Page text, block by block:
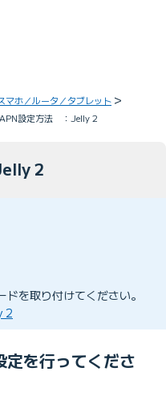
マホ／ルータ／タブレット
APN設定方法 ：Jelly 2
2
を取り付けてください。
2
を行ってくださ